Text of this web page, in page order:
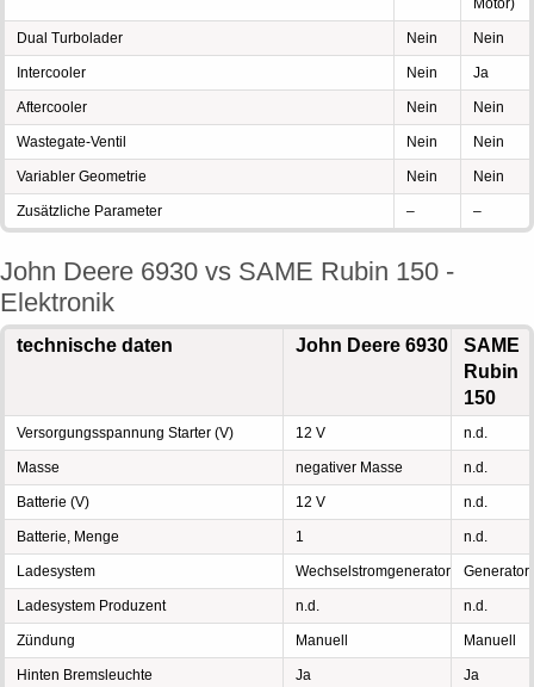
Motor)
Dual Turbolader Nein Nein
Intercooler Nein Ja
Aftercooler Nein Nein
Wastegate-Ventil Nein Nein
Variabler Geometrie Nein Nein
Zusätzliche Parameter – –
John Deere 6930 vs SAME Rubin 150 -
Elektronik
technische daten John Deere 6930
SAME
Rubin
150
Versorgungsspannung Starter (V) 12 V n.d.
Masse negativer Masse n.d.
Batterie (V) 12 V n.d.
Batterie, Menge 1 n.d.
Ladesystem Wechselstromgenerator Generator
Ladesystem Produzent n.d. n.d.
Zündung Manuell Manuell
Hinten Bremsleuchte Ja Ja